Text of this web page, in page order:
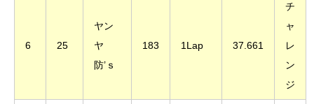
6 25
ヤン
ヤ
防’ｓ
183 1Lap 37.661
チ
ャ
レ
ン
ジ